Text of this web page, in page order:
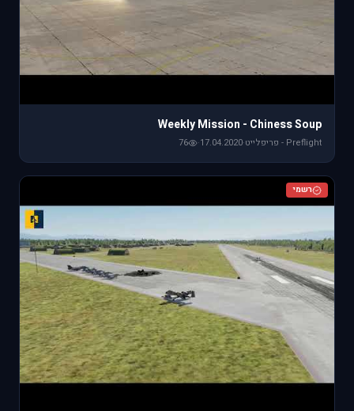
Weekly Mission - Chiness Soup
Preflight - פריפלייט ·
17.04.2020
·
76
רשמי